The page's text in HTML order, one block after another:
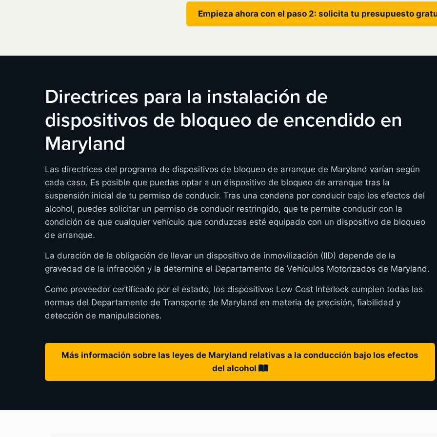
Empieza ahora con el paso 2: solicita tu presupuesto
Directrices para la instalación de
dispositivos de bloqueo de encendido en
Maryland
Las directrices del programa de dispositivos de bloqueo de arranque de Maryland varían según
cada caso. Es posible que puedas optar a un dispositivo de bloqueo de arranque tras la
suspensión inicial de tu permiso de conducir. Tras una condena por conducir bajo los efectos del
alcohol, puedes solicitar un permiso de conducir restringido, que te permite conducir con la
condición de que cualquier vehículo que conduzcas esté equipado con un dispositivo de bloqueo
de arranque.
La duración de la obligación de llevar un dispositivo de inmovilización (IID) depende de la
gravedad de la infracción y la determina el Departamento de Vehículos Motorizados de Maryland.
Como proveedor certificado por el estado, los dispositivos Low Cost Interlock cumplen todas las
normas del Departamento de Transporte de Maryland en materia de precisión, fiabilidad y
detección de manipulaciones.
Más información sobre las leyes de Maryland relativas a la conducción bajo los efectos
del alcohol